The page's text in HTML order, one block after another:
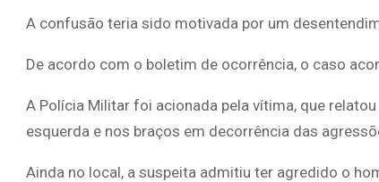
A confusão teria sido motivada por um
De acordo com o boletim de ocorrência, o caso
A Polícia Militar foi acionada pela vítima, que
esquerda e nos braços em decorrência das
Ainda no local, a suspeita admitiu ter agredido o